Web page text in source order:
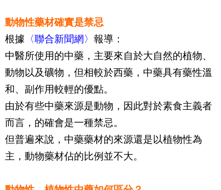
動物性藥材確實是禁忌
根據 〈聯合新聞網〉 報導：
中醫所使用的中藥，主要來自於大自然的植物、
動物以及礦物，但相較於西藥，中藥具有藥性溫
和、副作用較輕的優點。
由於有些中藥來源是動物，因此對於素食主義者
而言，的確會是一種禁忌。
但普遍來說，中藥藥材的來源還是以植物性為
主，動物藥材佔的比例並不大。